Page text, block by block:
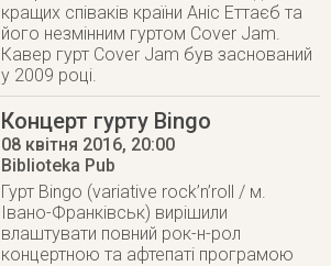
кращих співаків країни Аніс Еттаєб та
його незмінним гуртом Cover Jam.
Кавер гурт Cover Jam був заснований
у 2009 році.
Концерт гурту Bingo
08 квітня 2016, 20:00
Biblioteka Pub
Гурт Bingo (variative rock’n’roll / м.
Івано-Франківськ) вирішили
влаштувати повний рок-н-рол
концертною та афтепаті програмою